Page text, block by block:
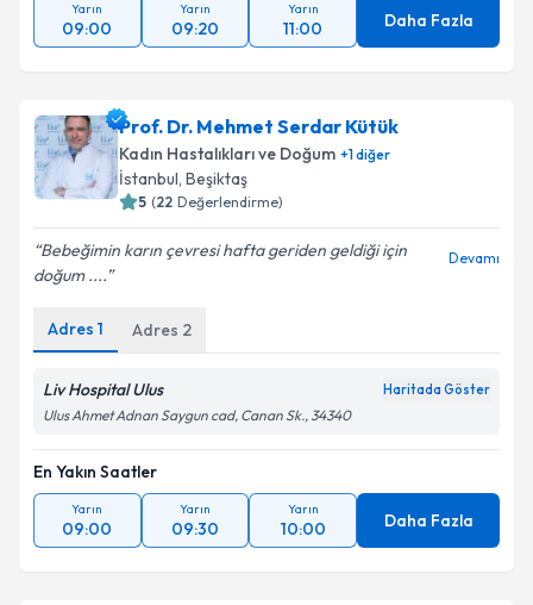
Yarın
09:00
Yarın
09:20
Yarın
11:00 Daha Fazla
Prof. Dr. Mehmet Serdar Kütük
Kadın Hastalıkları ve Doğum +1diğer
İstanbul, Beşiktaş
5 (22 Değerlendirme)
Bebeğimin karın çevresi hafta geriden geldiği için
doğum ....
Devamı
Adres 1 Adres 2
Liv Hospital Ulus Haritada Göster
Ulus Ahmet Adnan Saygun cad, Canan Sk., 34340
En Yakın Saatler
Yarın
09:00
Yarın
09:30
Yarın
10:00 Daha Fazla